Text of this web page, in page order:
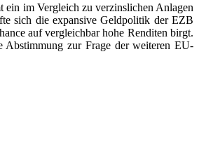
ein im Vergleich zu verzinslichen Anlagen
sich die expansive Geldpolitik der EZB
auf vergleichbar hohe Renditen birgt.
Abstimmung zur Frage der weiteren EU-